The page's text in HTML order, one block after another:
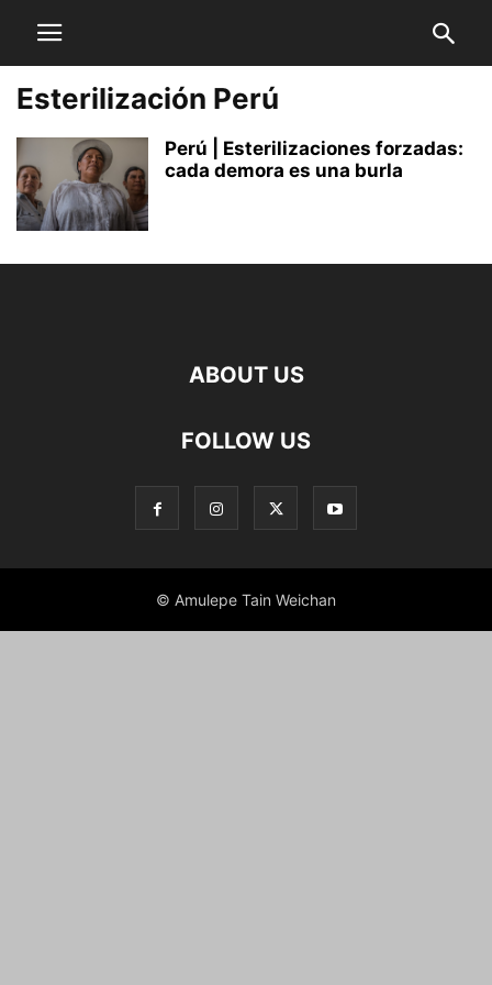
Esterilización Perú
Perú | Esterilizaciones forzadas:
cada demora es una burla
ABOUT US
FOLLOW US
© Amulepe Tain Weichan